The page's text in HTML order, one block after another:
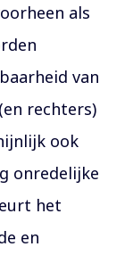
als
van
rechters)
ook
onredelijke
het
en